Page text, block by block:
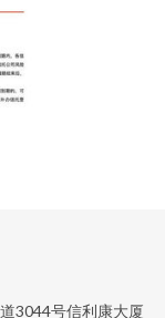
3044号信利康大厦